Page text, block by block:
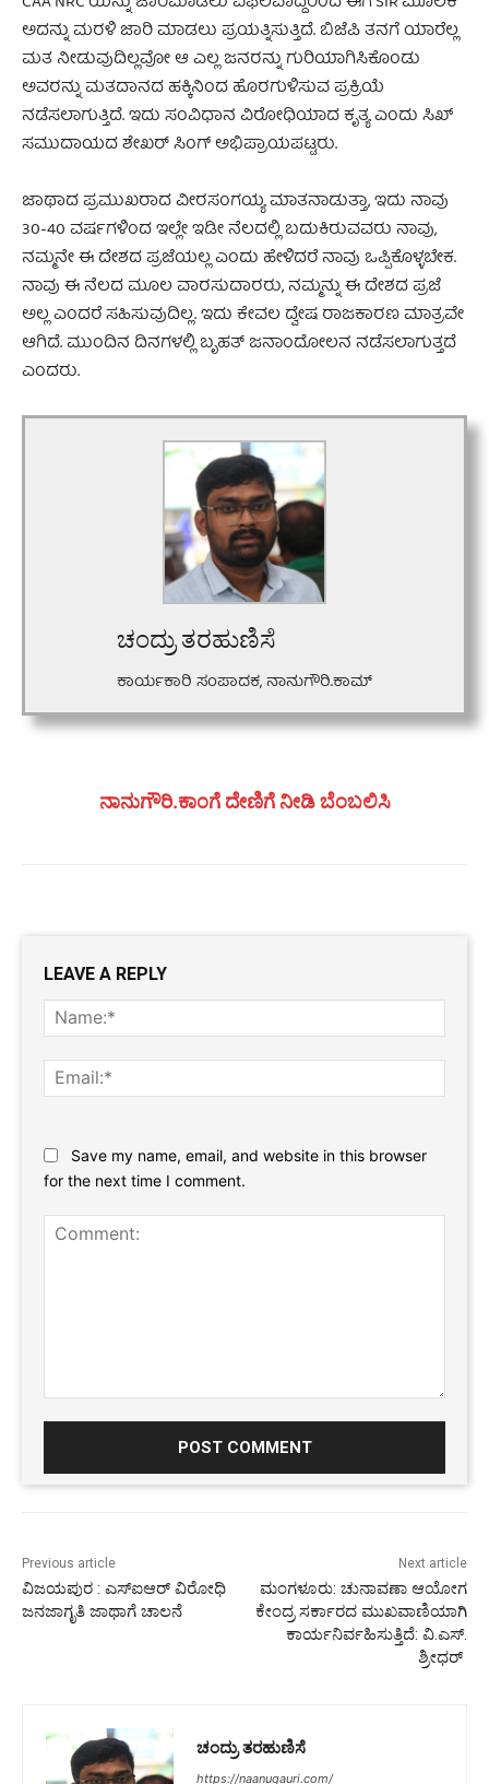
ಅದನ್ನು ಮರಳಿ ಜಾರಿ ಮಾಡಲು ಪ್ರಯತ್ನಿಸುತ್ತಿದೆ. ಬಿಜೆಪಿ ತನಗೆ ಯಾರೆಲ್ಲ
ಮತ ನೀಡುವುದಿಲ್ಲವೋ ಆ ಎಲ್ಲ ಜನರನ್ನು ಗುರಿಯಾಗಿಸಿಕೊಂಡು
ಅವರನ್ನು ಮತದಾನದ ಹಕ್ಕಿನಿಂದ ಹೊರಗುಳಿಸುವ ಪ್ರಕ್ರಿಯೆ
ನಡೆಸಲಾಗುತ್ತಿದೆ. ಇದು ಸಂವಿಧಾನ ವಿರೋಧಿಯಾದ ಕೃತ್ಯ ಎಂದು ಸಿಖ್
ಸಮುದಾಯದ ಶೇಖರ್ ಸಿಂಗ್ ಅಭಿಪ್ರಾಯಪಟ್ಟರು.
ಜಾಥಾದ ಪ್ರಮುಖರಾದ ವೀರಸಂಗಯ್ಯ ಮಾತನಾಡುತ್ತಾ, ಇದು ನಾವು
30-40 ವರ್ಷಗಳಿಂದ ಇಲ್ಲೇ ಇಡೀ ನೆಲದಲ್ಲಿ ಬದುಕಿರುವವರು ನಾವು,
ನಮ್ಮನೇ ಈ ದೇಶದ ಪ್ರಜೆಯಲ್ಲ ಎಂದು ಹೇಳಿದರೆ ನಾವು ಒಪ್ಪಿಕೊಳ್ಳಬೇಕ.
ನಾವು ಈ ನೆಲದ ಮೂಲ ವಾರಸುದಾರರು, ನಮ್ಮನ್ನು ಈ ದೇಶದ ಪ್ರಜೆ
ಅಲ್ಲ ಎಂದರೆ ಸಹಿಸುವುದಿಲ್ಲ. ಇದು ಕೇವಲ ದ್ವೇಷ ರಾಜಕಾರಣ ಮಾತ್ರವೇ
ಆಗಿದೆ. ಮುಂದಿನ ದಿನಗಳಲ್ಲಿ ಬೃಹತ್ ಜನಾಂದೋಲನ ನಡೆಸಲಾಗುತ್ತದೆ
ಎಂದರು.
ಚಂದ್ರು ತರಹುಣಿಸೆ
ಕಾರ್ಯಕಾರಿ ಸಂಪಾದಕ, ನಾನುಗೌರಿ.ಕಾಮ್
ನಾನುಗೌರಿ.ಕಾಂಗೆ ದೇಣಿಗೆ ನೀಡಿ ಬೆಂಬಲಿಸಿ
LEAVE A REPLY
Save my name, email, and website in this browser
for the next time I comment.
Previous article
ವಿಜಯಪುರ : ಎಸ್‌ಐಆರ್ ವಿರೋಧಿ
ಜನಜಾಗೃತಿ ಜಾಥಾಗೆ ಚಾಲನೆ
Next article
ಮಂಗಳೂರು: ಚುನಾವಣಾ ಆಯೋಗ
ಕೇಂದ್ರ ಸರ್ಕಾರದ ಮುಖವಾಣಿಯಾಗಿ
ಕಾರ್ಯನಿರ್ವಹಿಸುತ್ತಿದೆ: ವಿ.ಎಸ್.
ಶ್ರೀಧರ್
ಚಂದ್ರು ತರಹುಣಿಸೆ
https://naanugauri.com/